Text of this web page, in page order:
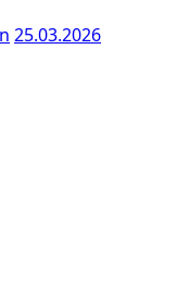
25.03.2026